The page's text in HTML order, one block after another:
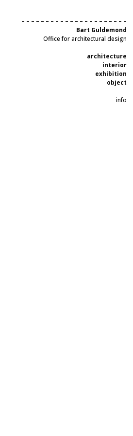
– – – – – – – – – – – – – – – – – – – – – –
Bart Guldemond
Office for architectural design
architecture
interior
exhibition
object
info